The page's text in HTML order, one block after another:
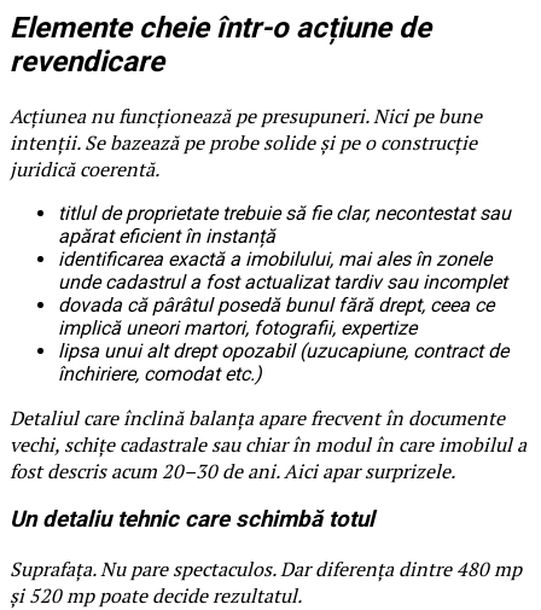
Elemente cheie într-o acțiune de
revendicare
Acțiunea nu funcționează pe presupuneri. Nici pe bune
intenții. Se bazează pe probe solide și pe o construcție
juridică coerentă.
titlul de proprietate trebuie să fie clar, necontestat sau
apărat eficient în instanță
identificarea exactă a imobilului, mai ales în zonele
unde cadastrul a fost actualizat tardiv sau incomplet
dovada că pârâtul posedă bunul fără drept, ceea ce
implică uneori martori, fotografii, expertize
lipsa unui alt drept opozabil (uzucapiune, contract de
închiriere, comodat etc.)
Detaliul care înclină balanța apare frecvent în documente
vechi, schițe cadastrale sau chiar în modul în care imobilul a
fost descris acum 20–30 de ani. Aici apar surprizele.
Un detaliu tehnic care schimbă totul
Suprafața. Nu pare spectaculos. Dar diferența dintre 480 mp
și 520 mp poate decide rezultatul.